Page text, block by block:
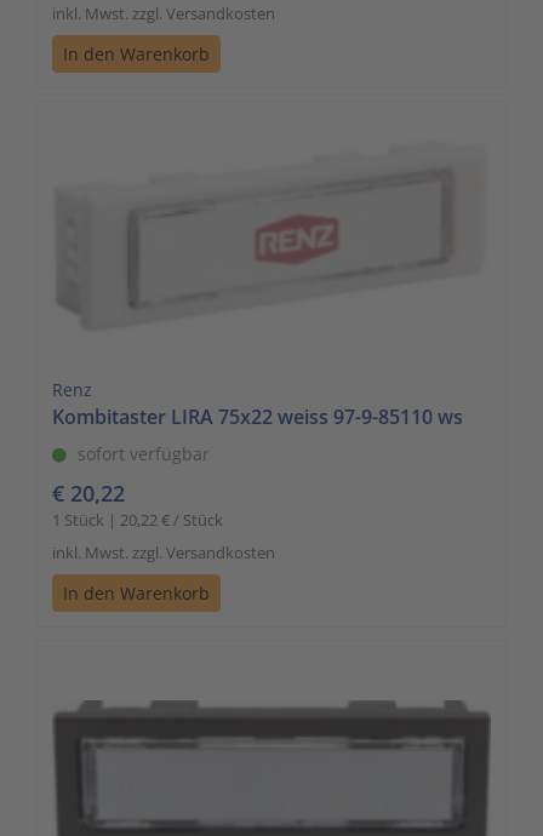
inkl. Mwst. zzgl. Versandkosten
In den Warenkorb
Renz
Kombitaster LIRA 75x22 weiss 97-9-85110 ws
sofort verfügbar
€ 20,22
1 Stück | 20,22 € / Stück
inkl. Mwst. zzgl. Versandkosten
In den Warenkorb